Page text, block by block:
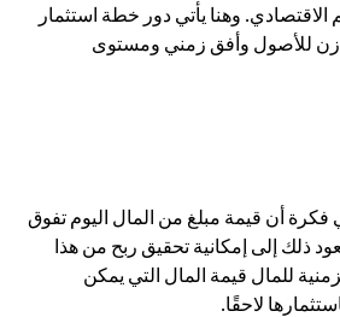
وهنا يأتي دور خطة استثمار
للأصول وأفق زمني ومستوى
فكرة أن قيمة مبلغ من المال اليوم تفوق
ذلك إلى إمكانية تحقيق ربح من هذا
للمال قيمة المال التي يمكن
لاحقًا.